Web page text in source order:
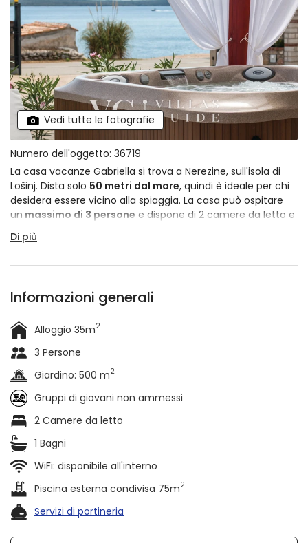
Vedi tutte le fotografie
Numero dell'oggetto: 36719
La casa vacanze Gabriella si trova a Nerezine, sull'isola di
Lošinj. Dista solo 50 metri dal mare, quindi è ideale per chi
desidera essere vicino alla spiaggia. La casa può ospitare
un massimo di 3 persone e dispone di 2 camere da letto e
1 bagno. Oltre alla
piscina riscaldata comune proprio davanti alla casa.
Di più
Informazioni generali
Alloggio 35m2
3 Persone
Giardino: 500 m2
Gruppi di giovani non ammessi
2 Camere da letto
1 Bagni
WiFi: disponibile all'interno
Piscina esterna condivisa 75m2
Servizi di portineria